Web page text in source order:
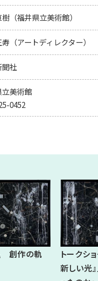
（福井県立美術館）
（アートディレクター）
社
美術館
0452
創作の軌
トークシ
新しい光